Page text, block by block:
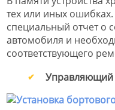
тех или иных
специальный отчет о
автомобиля и
соответствующего
Управляющий